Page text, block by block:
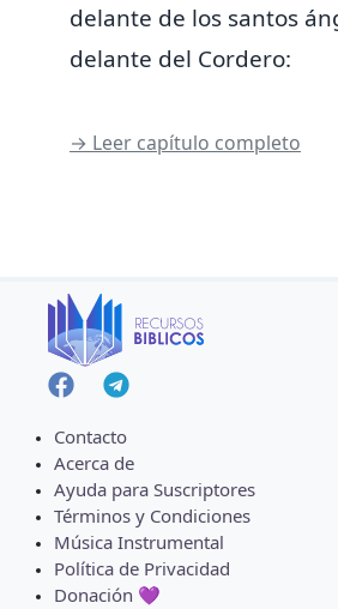
delante de los santos
delante del Cordero:
→ Leer capítulo completo
Contacto
Acerca de
Ayuda para Suscriptores
Términos y Condiciones
Música Instrumental
Política de Privacidad
Donación 💜